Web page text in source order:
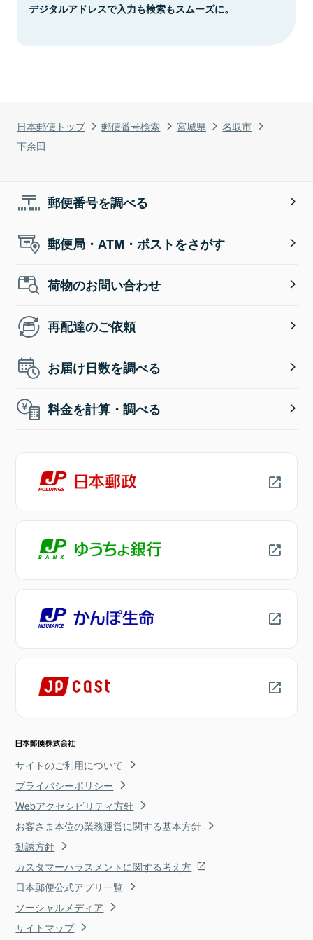
日本郵便トップ 郵便番号検索 宮城県
名取市
下余田
デジタルアドレスで入力も検索もスムーズに。
郵便番号を調べる
郵便局・ATM・ポストをさがす
荷物のお問い合わせ
再配達のご依頼
お届け日数を調べる
料金を計算・調べる
サイトのご利用について
プライバシーポリシー
Webアクセシビリティ方針
お客さま本位の業務運営に関する基本方針
勧誘方針
カスタマーハラスメントに関する考え方
日本郵便公式アプリ一覧
ソーシャルメディア
サイトマップ